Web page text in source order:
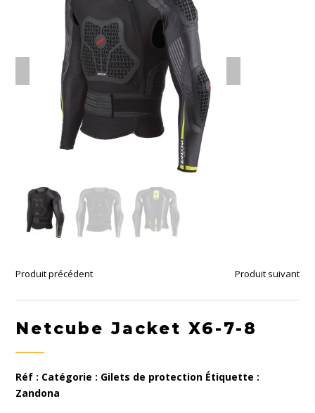
Produit précédent Produit suivant
Netcube Jacket X6-7-8
Réf : Catégorie : Gilets de protection Étiquette :
Zandona